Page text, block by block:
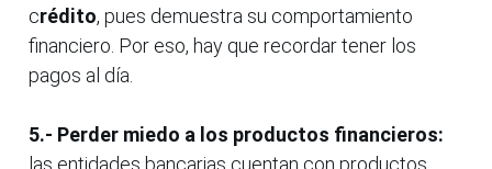
crédito, pues demuestra su comportamiento
financiero. Por eso, hay que recordar tener los
pagos al día.
5.- Perder miedo a los productos financieros: